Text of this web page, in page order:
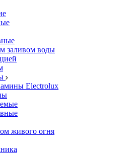
заливом воды
Electrolux
живого огня